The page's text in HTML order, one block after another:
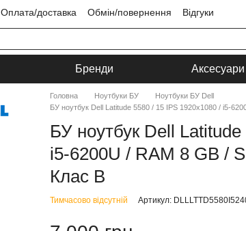
Оплата/доставка Обмін/повернення
Відгуки
Бренди Аксесуари
Головна Ноутбуки БУ
Ноутбуки БУ Dell
БУ ноутбук Dell Latitude 5580 / 15 IPS 1920x1080 / i5-
БУ ноутбук Dell
i5-6200U / RAM 8 GB /
Клас B
Тимчасово відсутній Артикул: